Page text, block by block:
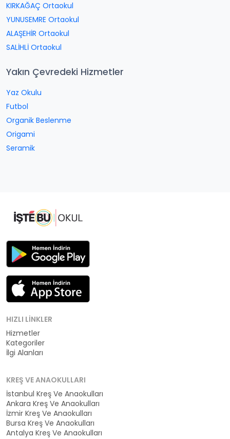
KIRKAĞAÇ Ortaokul
YUNUSEMRE Ortaokul
ALAŞEHİR Ortaokul
SALİHLİ Ortaokul
Yakın Çevredeki Hizmetler
Yaz Okulu
Futbol
Organik Beslenme
Origami
Seramik
HIZLI LINKLER
Hizmetler
Kategoriler
İlgi Alanları
KREŞ VE ANAOKULLARI
İstanbul Kreş Ve Anaokulları
Ankara Kreş Ve Anaokulları
İzmir Kreş Ve Anaokulları
Bursa Kreş Ve Anaokulları
Antalya Kreş Ve Anaokulları